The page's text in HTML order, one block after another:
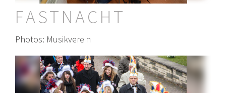
FASTNACHT
Photos: Musikverein